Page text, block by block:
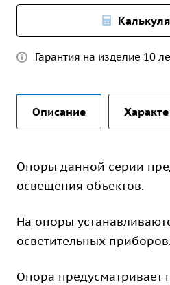
Гарантия на изделие 10
Описание
Опоры данной серии
освещения объектов.
На опоры
осветительных приборов.
Опора